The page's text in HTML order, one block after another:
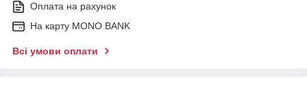
Оплата на рахунок
На карту MONO BANK
Всі умови оплати